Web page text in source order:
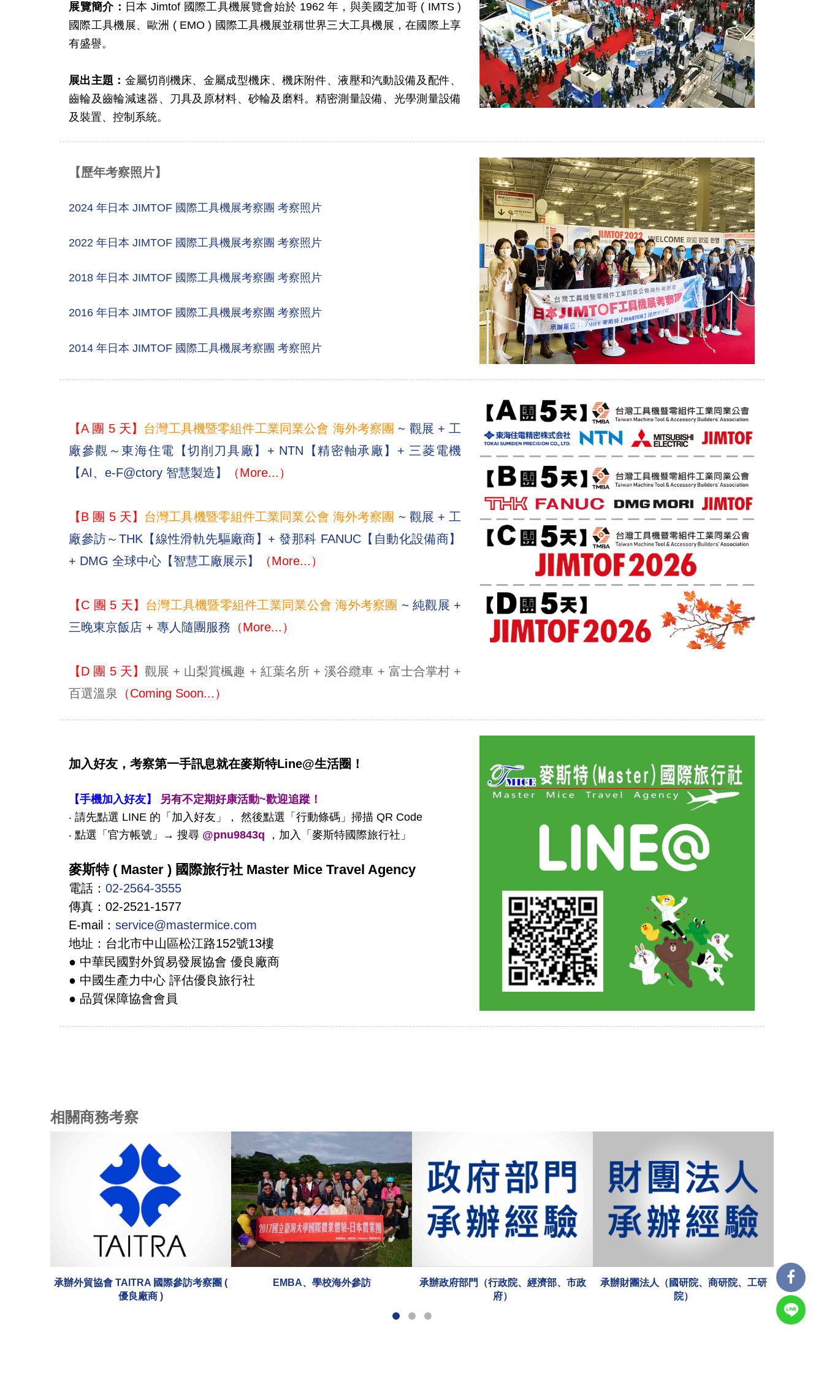
展覽簡介： 日本 Jimtof 國際工具機展覽會始於 1962 年，與美國芝加哥 ( IMTS )
國際工具機展、歐洲 ( EMO ) 國際工具機展並稱世界三大工具機展，在國際上享
有盛譽。
展出主題： 金屬切削機床、金屬成型機床、機床附件、液壓和汽動設備及配件、
齒輪及齒輪減速器、刀具及原材料、砂輪及磨料。精密測量設備、光學測量設備
及裝置、控制系統。
【歷年考察照片】
2024 年日本 JIMTOF 國際工具機展考察團 考察照片
2022 年日本 JIMTOF 國際工具機展考察團 考察照片
2018 年日本 JIMTOF 國際工具機展考察團 考察照片
2016 年日本 JIMTOF 國際工具機展考察團 考察照片
2014 年日本 JIMTOF 國際工具機展考察團 考察照片
【A 團 5 天】 台灣工具機暨零組件工業同業公會 海外考察團 ~ 觀展 + 工
廠參觀～東海住電【切削刀具廠】+ NTN【精密軸承廠】+ 三菱電機
【AI、e-F@ctory 智慧製造】
（More...）
【B 團 5 天】 台灣工具機暨零組件工業同業公會 海外考察團 ~ 觀展 + 工
廠參訪～THK【線性滑軌先驅廠商】+ 發那科 FANUC【自動化設備商】
+ DMG 全球中心【智慧工廠展示】
（More...）
【C 團 5 天】 台灣工具機暨零組件工業同業公會 海外考察團 ~ 純觀展 +
三晚東京飯店 + 專人隨團服務 （More...）
【D 團 5 天】 觀展 + 山梨賞楓趣 + 紅葉名所 + 溪谷纜車 + 富士合掌村 +
百選溫泉
（Coming Soon...）
加入好友，考察第一手訊息就在麥斯特Line@生活圈！
【手機加入好友】
另有不定期好康活動~歡迎追蹤！
‧ 請先點選 LINE 的「加入好友」， 然後點選「行動條碼」掃描 QR Code
‧ 點選「官方帳號」→ 搜尋 @pnu9843q ，加入「麥斯特國際旅行社」
麥斯特 ( Master ) 國際旅行社 Master Mice Travel Agency
電話：02-2564-3555
傳真：02-2521-1577
E-mail：service@mastermice.com
地址：台北市中山區松江路152號13樓
● 中華民國對外貿易發展協會 優良廠商
● 中國生產力中心 評估優良旅行社
● 品質保障協會會員
相關商務考察
參訪考察團 ( EMBA、學校海外參訪
承辦政府部門（行政院、經濟部、市政
承辦財團法人（國研院、商研院、工研
院）
協會）